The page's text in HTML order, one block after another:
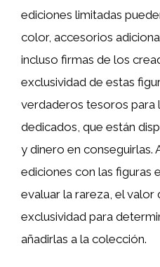
ediciones limitadas
color, accesorios
incluso firmas de los
exclusividad de estas
verdaderos tesoros para
dedicados, que están
y dinero en conseguirlas.
ediciones con las figuras
evaluar la rareza, el valor
exclusividad para
añadirlas a la colección.